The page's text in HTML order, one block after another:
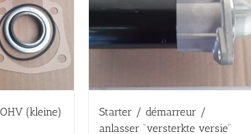
(kleine)
Starter / démarreur /
anlasser “versterkte versie”